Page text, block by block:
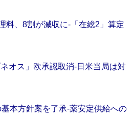
料、8割が減収に‐「在総2」算定
オス」欧承認取消‐日米当局は対
基本方針案を了承‐薬安定供給への